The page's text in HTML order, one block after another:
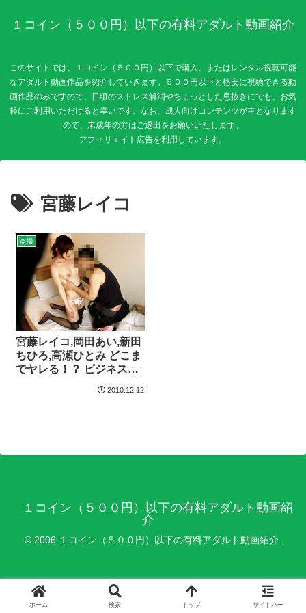
１コイン（５００円）以下の有料アダルト動画紹介
このサイトでは、１コイン（５００円）以下で購入、またはレンタル視聴可能
なアダルト動画作品を紹介していきます。５００円以下と格安に視聴できる動
画作品のみですので、日頃のストレス解消やちょっとした息抜きにでも、お気
軽にご利用いただけると幸いです。なお、成人向けコンテンツが主となります
ので、未成年の方はご退出をお願いいたします。
宮藤レイコ
盗撮
宮藤レイコ,岡田あい,新田
ちひろ,高瀬ひとみ どこま
でヤレる！？ ビジネスホ
2010.12.12
１コイン（５００円）以下の有料アダルト動画紹
介
© 2006 １コイン（５００円）以下の有料アダルト動画紹介.
ホーム 検索 トップ サイドバー